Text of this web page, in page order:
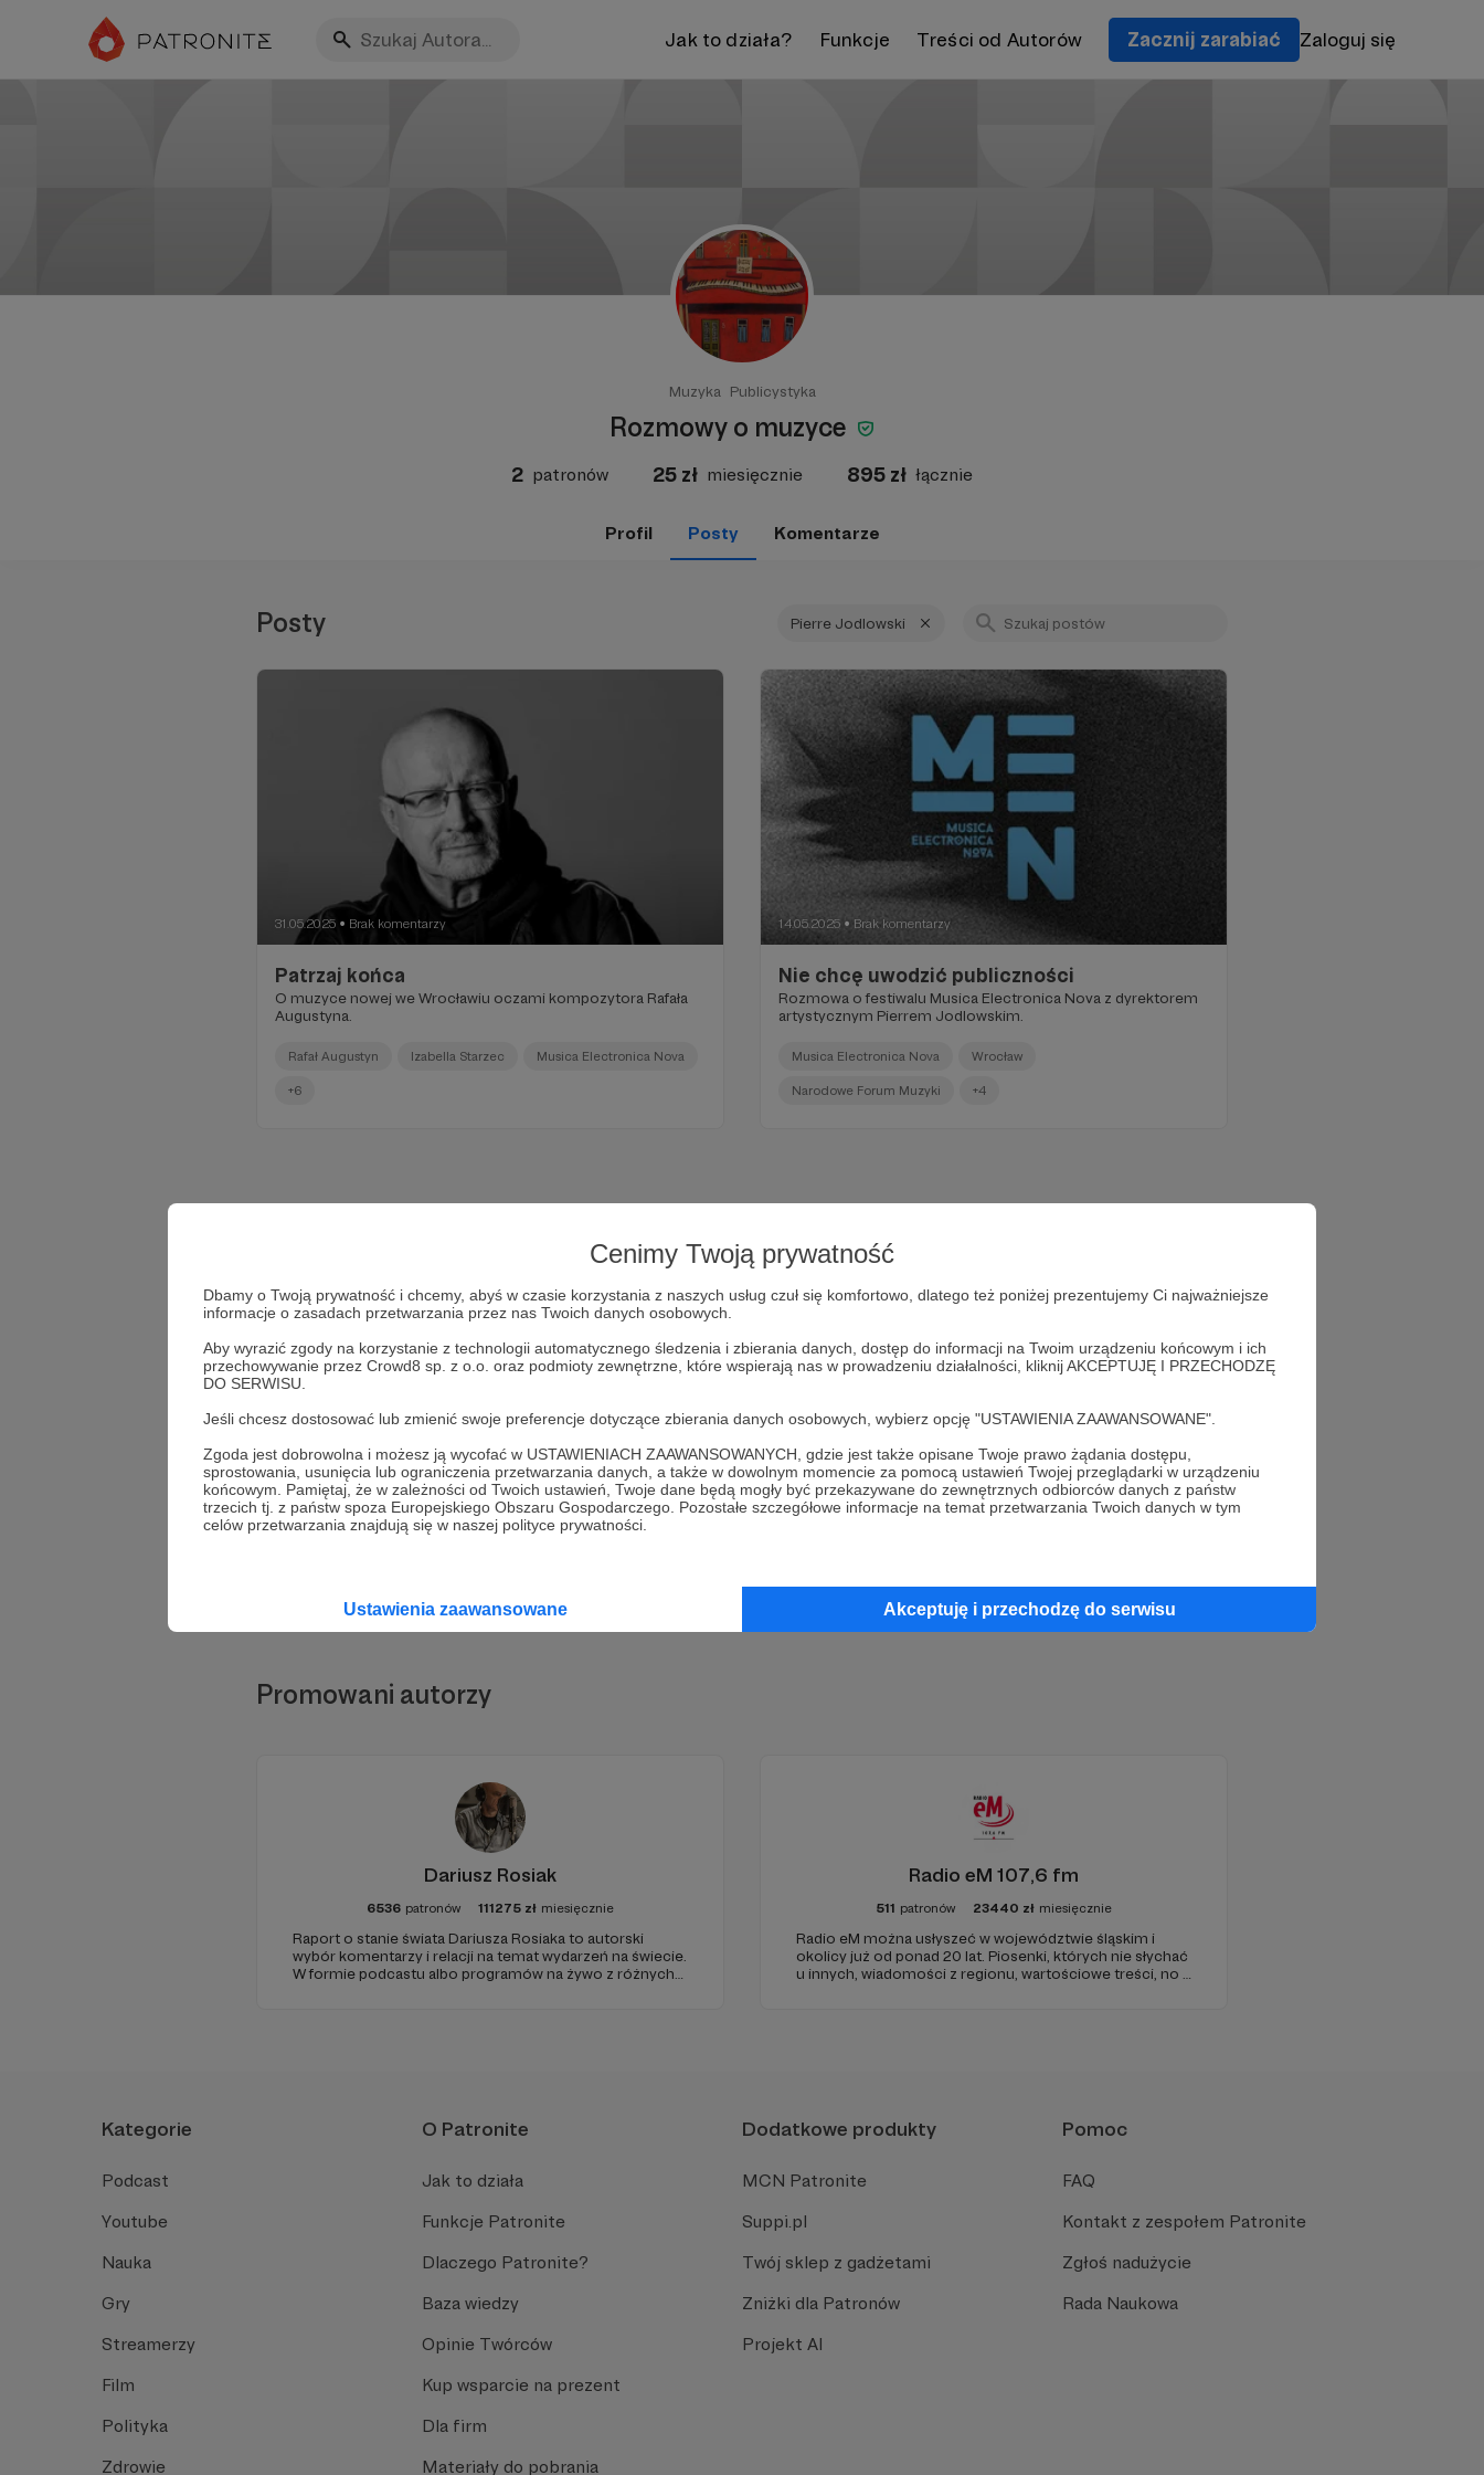
Cenimy Twoją prywatność
Dbamy o Twoją prywatność i chcemy, abyś w czasie korzystania z naszych usług czuł się komfortowo, dlatego też poniżej prezentujemy Ci najważniejsze
informacje o zasadach przetwarzania przez nas Twoich danych osobowych.
Aby wyrazić zgody na korzystanie z technologii automatycznego śledzenia i zbierania danych, dostęp do informacji na Twoim urządzeniu końcowym i ich
przechowywanie przez Crowd8 sp. z o.o. oraz podmioty zewnętrzne, które wspierają nas w prowadzeniu działalności, kliknij AKCEPTUJĘ I PRZECHODZĘ
DO SERWISU.
Jeśli chcesz dostosować lub zmienić swoje preferencje dotyczące zbierania danych osobowych, wybierz opcję "USTAWIENIA ZAAWANSOWANE".
Zgoda jest dobrowolna i możesz ją wycofać w USTAWIENIACH ZAAWANSOWANYCH, gdzie jest także opisane Twoje prawo żądania dostępu,
sprostowania, usunięcia lub ograniczenia przetwarzania danych, a także w dowolnym momencie za pomocą ustawień Twojej przeglądarki w urządzeniu
końcowym. Pamiętaj, że w zależności od Twoich ustawień, Twoje dane będą mogły być przekazywane do zewnętrznych odbiorców danych z państw
trzecich tj. z państw spoza Europejskiego Obszaru Gospodarczego. Pozostałe szczegółowe informacje na temat przetwarzania Twoich danych w tym
celów przetwarzania znajdują się w naszej polityce prywatności.
Ustawienia zaawansowane Akceptuję i przechodzę do serwisu
Jak to działa? Funkcje Treści od Autorów Zacznij zarabiać Zaloguj się
Muzyka Publicystyka
Rozmowy o muzyce
2 patronów 25 zł miesięcznie 895 zł łącznie
Profil Posty Komentarze
Posty Pierre Jodlowski
31.05.2025 ● Brak komentarzy
Patrzaj końca
O muzyce nowej we Wrocławiu oczami kompozytora Rafała
Augustyna.
Rafał Augustyn Izabella Starzec Musica Electronica Nova
+6
14.05.2025 ● Brak komentarzy
Nie chcę uwodzić publiczności
Rozmowa o festiwalu Musica Electronica Nova z dyrektorem
artystycznym Pierrem Jodlowskim.
Musica Electronica Nova Wrocław
Narodowe Forum Muzyki +4
Dołącz do grona Patronów!
Wesprzyj działalność AutoraRozmowy o muzyce już teraz!
Promowani autorzy
Dariusz Rosiak
6536 patronów 111275 zł miesięcznie
Raport o stanie świata Dariusza Rosiaka to autorski
wybór komentarzy i relacji na temat wydarzeń na świecie.
W formie podcastu albo programów na żywo z różnych
Radio eM 107,6 fm
511 patronów 23440 zł miesięcznie
Radio eM można usłyszeć w województwie śląskim i
okolicy już od ponad 20 lat. Piosenki, których nie słychać
u innych, wiadomości z regionu, wartościowe treści, no i
Kategorie
Podcast
Youtube
Nauka
Gry
Streamerzy
Film
Polityka
Zdrowie
O Patronite
Jak to działa
Funkcje Patronite
Dlaczego Patronite?
Baza wiedzy
Opinie Twórców
Kup wsparcie na prezent
Dla firm
Materiały do pobrania
Dodatkowe produkty
MCN Patronite
Suppi.pl
Twój sklep z gadżetami
Zniżki dla Patronów
Projekt AI
Pomoc
FAQ
Kontakt z zespołem Patronite
Zgłoś nadużycie
Rada Naukowa